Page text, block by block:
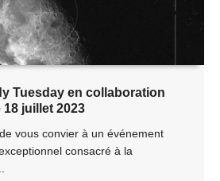
Tuesday en collaboration
18 juillet 2023
vous convier à un événement
consacré à la